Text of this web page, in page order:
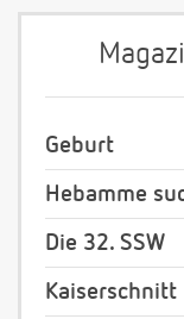
Geburt
Hebamme
Die 32. SSW
Kaiserschnitt